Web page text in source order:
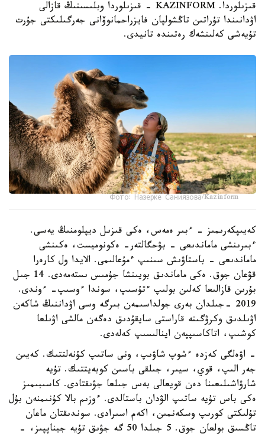
قىزىلوردا. KAZINFORM - قىزىلوردا وبلىسىنىڭ قازالى
اۋدانىندا تۇراتىن تاڭشولپان فايزراحمانوۆانى جەرگىلىكتى جۇرت
تۇيەشى كەلىنشەك رەتىندە تانيدى.
Фото: Назерке Саниязова/Kazinform
كەيىپكەرىمىز - ءبىر ەمەس، ەكى قىزىل ديپلومنىڭ يەسى.
ءبىرىنشى ماماندىعى - بۋحگالتەر- ەكونوميست، ەكىنشى
ماماندىعى - باستاۋىش سىنىپ ءمۇعالىمى. الايدا ول كارەرا
قۋعان جوق. ەكى ماماندىق بويىنشا جۇمىس ىستەمەدى. 14 جىل
بۇرىن قازالىعا كەلىن بولىپ ءتۇسىپ، سوندا ءوسىپ- ءوندى.
2019 -جىلدان بەرى جولداسىمەن بىرگە وسى اۋداننىڭ شاكەن
اۋىلدىق وكرۋگىنە قاراستى سايقۇدىق دەگەن مالشى اۋىلعا
كوشىپ، اتاكاسىپپەن اينالىسىپ كەلەدى.
- اۋەلگى كەزدە ءشوپ شاۋىپ، ونى ساتىپ كۇنەلتتىك. كەيىن
جەر الىپ، قوي، سيىر، جىلقى باسىن كوبەيتتىك. تۇيە
شارۋاشىلىعىنا دەن قويعالى بەس جىلعا جۋىقتادى. كاسىبىمىز
ەكى باس تۇيە ساتىپ الۋدان باستالدى. ءوزىم بالا كۇنىمنەن بۇل
تۇلىكتى كورىپ وسكەنمىن، اكەم اسىرادى. سوندىقتان ماعان
تاڭسىق بولعان جوق. 5 جىلدا 50 گە جۋىق تۇيە جيناپپىز، -